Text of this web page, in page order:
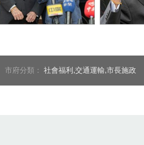
愛心卡，感謝他喜歡台中
市府分類： 社會福利,交通運輸,市長施政